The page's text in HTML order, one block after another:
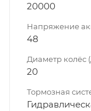
20000
Напряжение
48
Диаметр колёс
20
Тормозная